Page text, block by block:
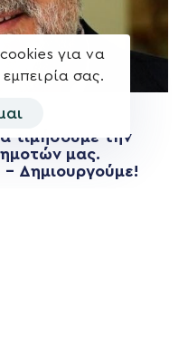
τιμήσουμε την
μας.
Δημιουργούμε!
για να
σας.